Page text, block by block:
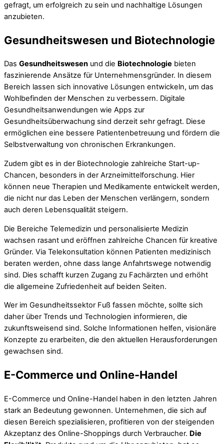
gefragt, um erfolgreich zu sein und nachhaltige Lösungen
anzubieten.
Gesundheitswesen und Biotechnologie
Das Gesundheitswesen und die Biotechnologie bieten
faszinierende Ansätze für Unternehmensgründer. In diesem
Bereich lassen sich innovative Lösungen entwickeln, um das
Wohlbefinden der Menschen zu verbessern. Digitale
Gesundheitsanwendungen wie Apps zur
Gesundheitsüberwachung sind derzeit sehr gefragt. Diese
ermöglichen eine bessere Patientenbetreuung und fördern die
Selbstverwaltung von chronischen Erkrankungen.
Zudem gibt es in der Biotechnologie zahlreiche Start-up-
Chancen, besonders in der Arzneimittelforschung. Hier
können neue Therapien und Medikamente entwickelt werden,
die nicht nur das Leben der Menschen verlängern, sondern
auch deren Lebensqualität steigern.
Die Bereiche Telemedizin und personalisierte Medizin
wachsen rasant und eröffnen zahlreiche Chancen für kreative
Gründer. Via Telekonsultation können Patienten medizinisch
beraten werden, ohne dass lange Anfahrtswege notwendig
sind. Dies schafft kurzen Zugang zu Fachärzten und erhöht
die allgemeine Zufriedenheit auf beiden Seiten.
Wer im Gesundheitssektor Fuß fassen möchte, sollte sich
daher über Trends und Technologien informieren, die
zukunftsweisend sind. Solche Informationen helfen, visionäre
Konzepte zu erarbeiten, die den aktuellen Herausforderungen
gewachsen sind.
E-Commerce und Online-Handel
E-Commerce und Online-Handel haben in den letzten Jahren
stark an Bedeutung gewonnen. Unternehmen, die sich auf
diesen Bereich spezialisieren, profitieren von der steigenden
Akzeptanz des Online-Shoppings durch Verbraucher. Die